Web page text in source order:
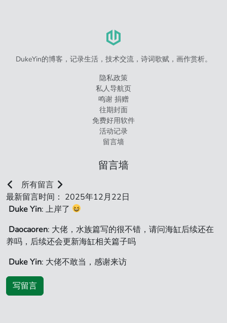
DukeYin的博客，记录生活，技术交流，诗词歌赋，画作赏析。
隐私政策
私人导航页
鸣谢 捐赠
往期封面
免费好用软件
活动记录
留言墙
留言墙
所有留言
最新留言时间： 2025年12月22日
Duke Yin: 上岸了
Daocaoren: 大佬，水族篇写的很不错，请问海缸后续还在
养吗，后续还会更新海缸相关篇子吗
Duke Yin: 大佬不敢当，感谢来访
写留言